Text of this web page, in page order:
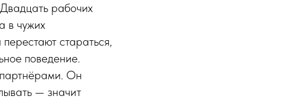
рабочих
в чужих
стараться,
поведение.
партнёрами. Он
— значит